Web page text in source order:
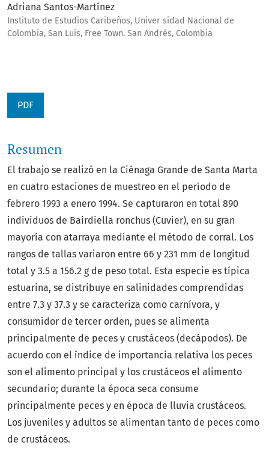
Adriana Santos-Martínez
Instituto de Estudios Caribeños, Univer sidad Nacional de
Colombia, San Luis, Free Town. San Andrés, Colombia
PDF
Resumen
El trabajo se realizó en la Ciénaga Grande de Santa Marta
en cuatro estaciones de muestreo en el período de
febrero 1993 a enero 1994. Se capturaron en total 890
individuos de Bairdiella ronchus (Cuvier), en su gran
mayoría con atarraya mediante el método de corral. Los
rangos de tallas variaron entre 66 y 231 mm de longitud
total y 3.5 a 156.2 g de peso total. Esta especie es típica
estuarina, se distribuye en salinidades comprendidas
entre 7.3 y 37.3 y se caracteriza como carnívora, y
consumidor de tercer orden, pues se alimenta
principalmente de peces y crustáceos (decápodos). De
acuerdo con el índice de importancia relativa los peces
son el alimento principal y los crustáceos el alimento
secundario; durante la época seca consume
principalmente peces y en época de lluvia crustáceos.
Los juveniles y adultos se alimentan tanto de peces como
de crustáceos.